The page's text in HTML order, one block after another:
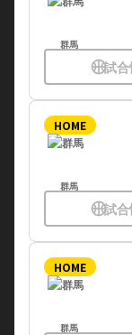
群馬
sports_basketball試合
HOME
群馬
sports_basketball試合
HOME
群馬